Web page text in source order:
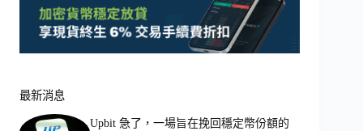
最新消息
Upbit 急了，一場旨在挽回穩定幣份額的